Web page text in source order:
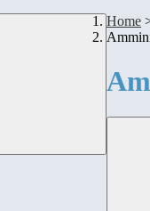
Home